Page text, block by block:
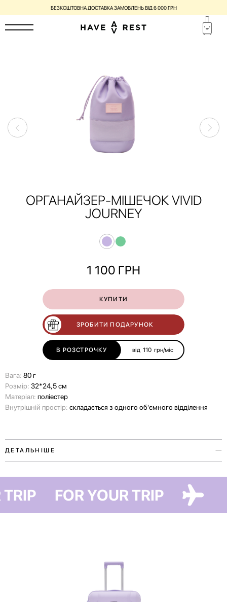
БЕЗКОШТОВНА ДОСТАВКА ЗАМОВЛЕНЬ ВІД 6 000 ГРН
ОРГАНАЙЗЕР-МІШЕЧОК VIVID
JOURNEY
1 100 ГРН
КУПИТИ
ЗРОБИТИ ПОДАРУНОК
В РОЗСТРОЧКУ від 110 грн/міс
Вага: 80 г
Розмір: 32*24,5 см
Матеріал: поліестер
Внутрішній простір: складається з одного об'ємного відділення
ДЕТАЛЬНІШЕ
Він вбереже речі від можливих забруднень та пошкоджень, а також
допоможе організувати простір у валізі та зекономити максимум
місця.
майок. Також в мішечок можна скласти пару невеликого взуття.
TRIP FOR YOUR TRIP